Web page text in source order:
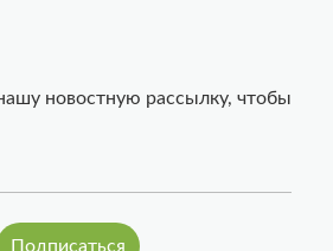
новостную рассылку, чтобы